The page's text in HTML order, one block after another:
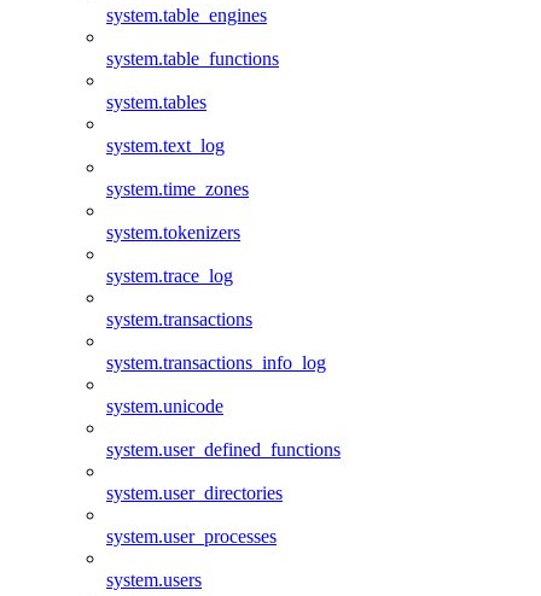
system.table_engines
system.table_functions
system.tables
system.text_log
system.time_zones
system.tokenizers
system.trace_log
system.transactions
system.transactions_info_log
system.unicode
system.user_defined_functions
system.user_directories
system.user_processes
system.users